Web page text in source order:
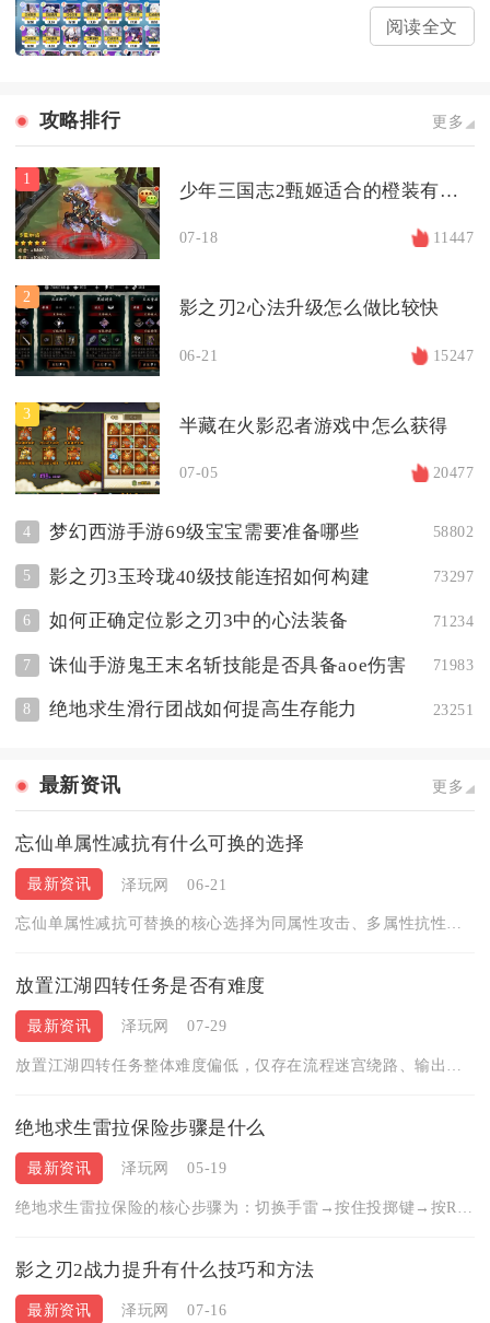
阅读全文
攻略排行 更多
1
少年三国志2甄姬适合的橙装有哪些
07-18 11447
2
影之刃2心法升级怎么做比较快
06-21 15247
3
半藏在火影忍者游戏中怎么获得
07-05 20477
4 梦幻西游手游69级宝宝需要准备哪些 58802
5 影之刃3玉玲珑40级技能连招如何构建 73297
6 如何正确定位影之刃3中的心法装备 71234
7 诛仙手游鬼王末名斩技能是否具备aoe伤害 71983
8 绝地求生滑行团战如何提高生存能力 23251
最新资讯 更多
忘仙单属性减抗有什么可换的选择
最新资讯 泽玩网 06-21
放置江湖四转任务是否有难度
最新资讯 泽玩网 07-29
绝地求生雷拉保险步骤是什么
最新资讯 泽玩网 05-19
影之刃2战力提升有什么技巧和方法
最新资讯 泽玩网 07-16